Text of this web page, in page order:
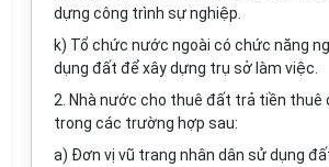
dựng công trình sự nghiệp.
k) Tổ chức nước ngoài có chức năng
dụng đất để xây dựng trụ sở làm việc.
2. Nhà nước cho thuê đất trả tiền thuê
trong các trường hợp sau:
a) Đơn vị vũ trang nhân dân sử dụng